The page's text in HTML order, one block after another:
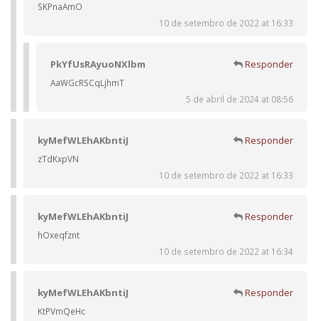
SKPnaAmO
10 de setembro de 2022 at 16:33
PkYfUsRAyuoNXlbm Responder
AaWGcRSCqLjhmT
5 de abril de 2024 at 08:56
kyMefWLEhAKbntiJ Responder
zTdKxpVN
10 de setembro de 2022 at 16:33
kyMefWLEhAKbntiJ Responder
hOxeqfznt
10 de setembro de 2022 at 16:34
kyMefWLEhAKbntiJ Responder
KtPVmQeHc